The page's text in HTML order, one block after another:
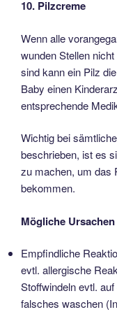
10. Pilzcreme
Wenn alle
wunden Stellen
sind kann ein Pilz
Baby einen
entsprechende
Wichtig bei
beschrieben, ist es
zu machen, um das
bekommen.
Mögliche
Empfindliche
evtl. allergische
Stoffwindeln evtl.
falsches waschen